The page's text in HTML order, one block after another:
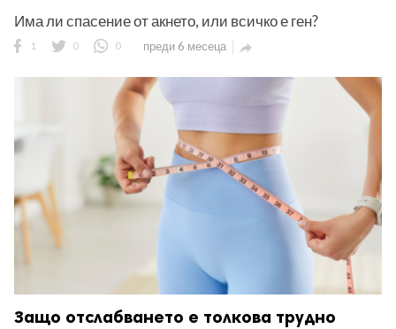
Има ли спасение от акнето, или всичко е ген?
1 0 0 преди 6 месеца 
Защо отслабването е толкова трудно